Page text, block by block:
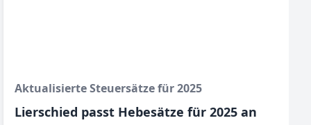
Aktualisierte Steuersätze für 2025
Lierschied passt Hebesätze für 2025 an